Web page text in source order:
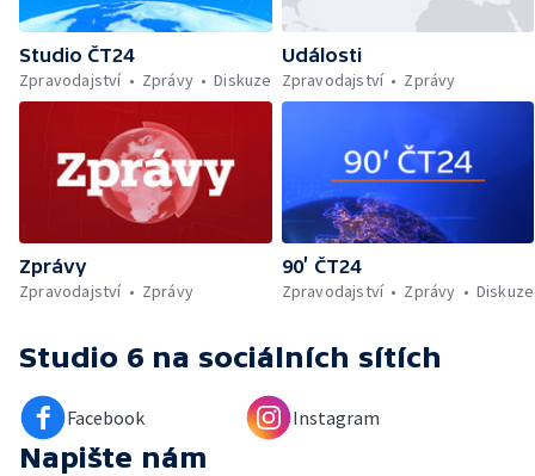
Studio ČT24
Zpravodajství
Zprávy Diskuze
Události
Zpravodajství
Zprávy
Zprávy
Zpravodajství
Zprávy
90’ ČT24
Zpravodajství
Zprávy Diskuze
Studio 6 na sociálních sítích
Facebook Instagram
Napište nám